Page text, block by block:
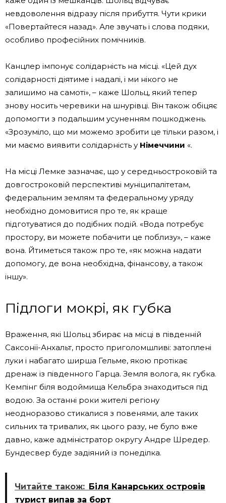
невдоволення відразу після прибуття. Чути крики
«Повертайтеся назад». Але звучать і слова подяки,
особливо професійних помічників.
Канцлер імпонує солідарність на місці. «Цей дух
солідарності діятиме і надалі, і ми нікого не
залишимо на самоті», – каже Шольц, який тепер
знову носить черевики на шнурівці. Він також обіцяє
допомогти з подальшим усуненням пошкоджень.
«Зрозуміло, що ми можемо зробити це тільки разом, і
ми маємо виявити солідарність у Німеччини «.
На місці Лемке зазначає, що у середньостроковій та
довгостроковій перспективі муніципалітетам,
федеральним землям та федеральному уряду
необхідно домовитися про те, як краще
підготуватися до подібних подій. «Вода потребує
простору, ви можете побачити це поблизу», – каже
вона. Йтиметься також про те, «як можна надати
допомогу, де вона необхідна, фінансову, а також
іншу».
Підлоги мокрі, як губка
Враження, які Шольц збирає на місці в південній
Саксонії-Анхальт, просто приголомшливі: затоплені
луки і набагато ширша Гельме, якою протікає
дренаж із південного Гарца. Земля волога, як губка.
Кемпінг біля водоймища Кельбра знаходиться під
водою. За останні роки жителі регіону
неодноразово стикалися з повенями, але таких
сильних та тривалих, як цього разу, не було вже
давно, каже адміністратор округу Андре Шредер.
Бундесвер буде задіяний із понеділка.
Читайте також: Біля Канарських островів
турист випав за борт